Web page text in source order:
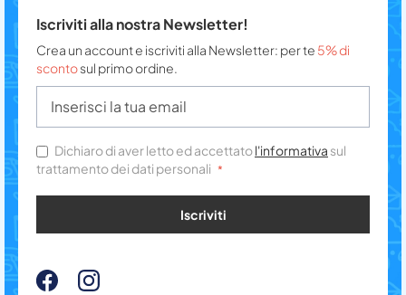
Iscriviti alla nostra Newsletter!
Crea un account e iscriviti alla Newsletter: per te 5% di
scontosul primo ordine.
Dichiaro di aver letto ed accettatol'informativa sul
trattamento dei dati personali
Iscriviti